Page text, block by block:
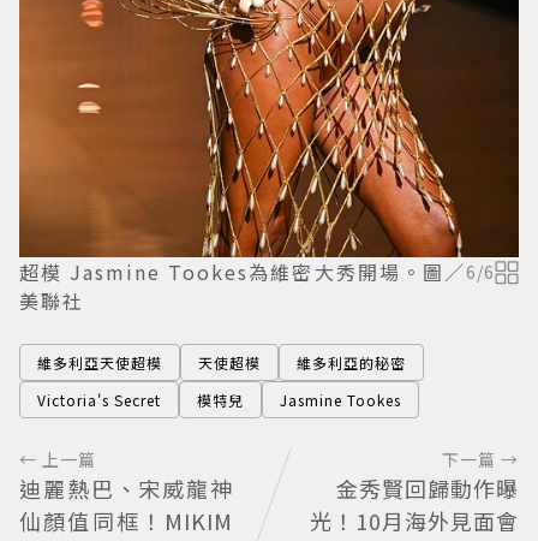
超模 Jasmine Tookes為維密大秀開場。圖／
美聯社
6/6
維多利亞天使超模 天使超模
維多利亞的秘密
Victoria's Secret
模特兒 Jasmine Tookes
← 上一篇
迪麗熱巴、宋威龍神
仙顏值同框！MIKIM
下一篇 →
金秀賢回歸動作曝
光！10月海外見面會